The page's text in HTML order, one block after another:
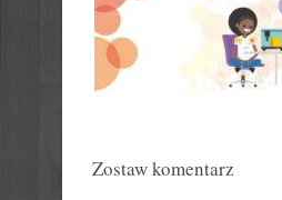
Zostaw komentarz